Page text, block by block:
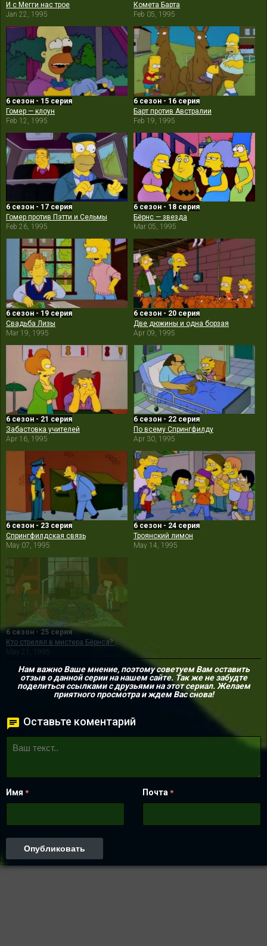
И с Мегги нас трое
Jan 22, 1995
Комета Барта
Feb 05, 1995
6 сезон - 15 серия
Гомер — клоун
Feb 12, 1995
6 сезон - 16 серия
Барт против Австралии
Feb 19, 1995
6 сезон - 17 серия
Гомер против Пэтти и Сельмы
Feb 26, 1995
6 сезон - 18 серия
Бёрнс — звезда
Mar 05, 1995
6 сезон - 19 серия
Свадьба Лизы
Mar 19, 1995
6 сезон - 20 серия
Две дюжины и одна борзая
Apr 09, 1995
6 сезон - 21 серия
Забастовка учителей
Apr 16, 1995
6 сезон - 22 серия
По всему Спрингфилду
Apr 30, 1995
6 сезон - 23 серия
Спрингфилдская связь
May 07, 1995
6 сезон - 24 серия
Троянский лимон
May 14, 1995
6 сезон - 25 серия
Кто стрелял в мистера Бёрнса? (Часть 1)
May 21, 1995
Нам важно Ваше мнение, поэтому советуем Вам оставить
отзыв о данной серии на нашем сайте. Так же не забудте
поделиться ссылками с друзьями на этот сериал. Желаем
приятного просмотра и ждем Вас снова!
Оставьте коментарий
Имя * Почта *